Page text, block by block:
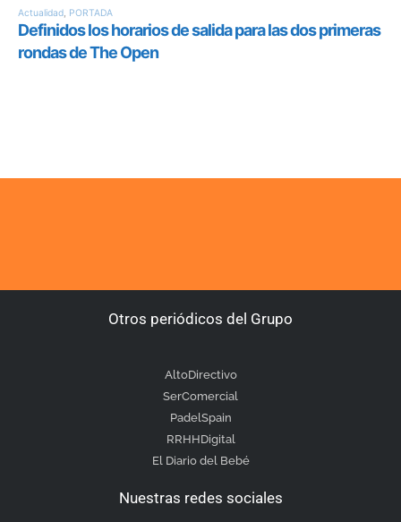
Otros periódicos del Grupo
AltoDirectivo
SerComercial
PadelSpain
RRHHDigital
El Diario del Bebé
Nuestras redes sociales